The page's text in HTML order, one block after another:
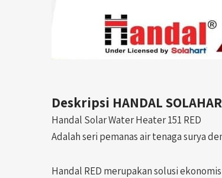
Deskripsi HANDAL
Handal Solar Water Heater 151 RED
Adalah seri pemanas air tenaga surya
Handal RED merupakan solusi